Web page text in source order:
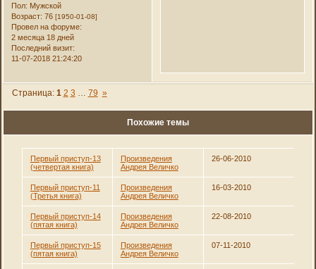
Пол: Мужской
Возраст: 76[1950-01-08]
Провел на форуме:
2 месяца 18 дней
Последний визит:
11-07-2018 21:24:20
Страница: 1 2 3 79 »
Похожие темы
Первый приступ-13
(четвертая книга)
Произведения
Андрея Величко
26-06-2010
Первый приступ-11
(Третья книга)
Произведения
Андрея Величко
16-03-2010
Первый приступ-14
(пятая книга)
Произведения
Андрея Величко
22-08-2010
Первый приступ-15
(пятая книга)
Произведения
Андрея Величко
07-11-2010